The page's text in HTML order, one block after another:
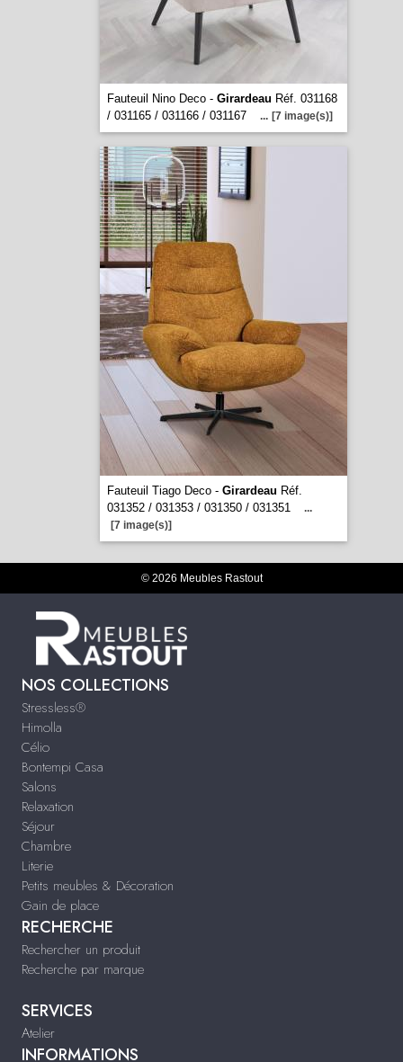
Fauteuil Nino Deco - Girardeau Réf. 031168
/ 031165 / 031166 / 031167
... [7 image(s)]
Fauteuil Tiago Deco - Girardeau Réf.
031352 / 031353 / 031350 / 031351
...
[7 image(s)]
© 2026 Meubles Rastout
NOS COLLECTIONS
Stressless®
Himolla
Célio
Bontempi Casa
Salons
Relaxation
Séjour
Chambre
Literie
Petits meubles & Décoration
Gain de place
RECHERCHE
Rechercher un produit
Recherche par marque
SERVICES
Atelier
INFORMATIONS